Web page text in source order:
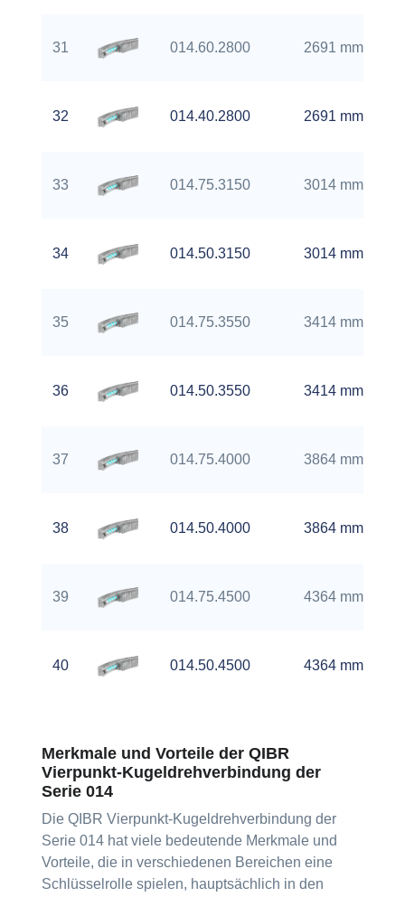
31 014.60.2800 2691 mm
32 014.40.2800 2691 mm
33 014.75.3150 3014 mm
34 014.50.3150 3014 mm
35 014.75.3550 3414 mm
36 014.50.3550 3414 mm
37 014.75.4000 3864 mm
38 014.50.4000 3864 mm
39 014.75.4500 4364 mm
40 014.50.4500 4364 mm
Merkmale und Vorteile der QIBR
Vierpunkt-Kugeldrehverbindung der
Serie 014
Die QIBR Vierpunkt-Kugeldrehverbindung der
Serie 014 hat viele bedeutende Merkmale und
Vorteile, die in verschiedenen Bereichen eine
Schlüsselrolle spielen, hauptsächlich in den